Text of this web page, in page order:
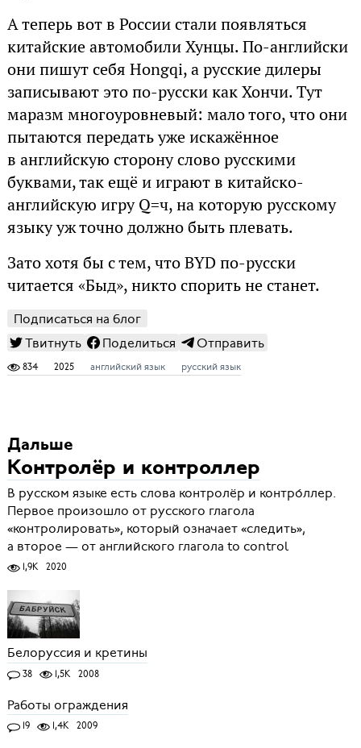
А теперь вот в России стали появляться
китайские автомобили Хунцы. По-английски
они пишут себя Hongqi, а русские дилеры
записывают это по-русски как Хончи. Тут
маразм многоуровневый: мало того, что они
пытаются передать уже искажённое
в английскую сторону слово русскими
буквами, так ещё и играют в китайско-
английскую игру Q=ч, на которую русскому
языку уж точно должно быть плевать.
Зато хотя бы с тем, что BYD по-русски
читается «Быд», никто спорить не станет.
Подписаться на блог
Твитнуть
Поделиться Отправить
834 2025 английский язык русский язык
Дальше
Контролёр и контроллер
В русском языке есть слова контролёр и контро́ллер.
Первое произошло от русского глагола
«контролировать», который означает «следить»,
а второе — от английского глагола to control
1,9K 2020
Белоруссия и кретины
38 1,5K 2008
Работы ограждения
19 1,4K 2009